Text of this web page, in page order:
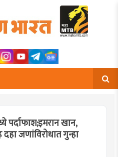
पर्दाफाश;इमरान खान,
जणांविरोधात गुन्हा